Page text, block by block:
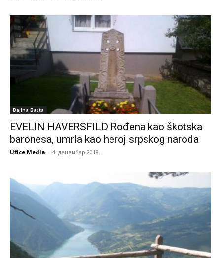
Bajina Bašta
EVELIN HAVERSFILD Rođena kao škotska
baronesa, umrla kao heroj srpskog naroda
Užice Media - 4. децембар 2018.